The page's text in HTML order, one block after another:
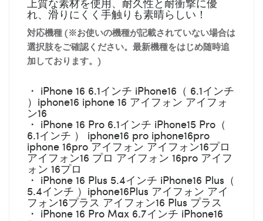
れ、滑りにくく手触りも素晴らしい！
対応機種 (※お使いの機種が記載されていない場合は
選択肢をご確認ください。最新機種をはじめ随時追
加しております。)
・ iPhone 16 6.1インチ iPhone16（ 6.1インチ
）iphone16 iphone 16 アイフォン アイフォ
ン16
・ iPhone 16 Pro 6.1インチ iPhone15 Pro（
6.1インチ ） iphone16 pro iphone16pro
iphone 16pro アイフォン アイフォン16プロ
アイフォン16 プロ アイフォン 16pro アイフ
ォン 16プロ
・ iPhone 16 Plus 5.4インチ iPhone16 Plus（
5.4インチ ）iphone16Plus アイフォン アイ
フォン16プラス アイフォン16 Plus プラス
・ iPhone 16 Pro Max 6.7インチ iPhone16